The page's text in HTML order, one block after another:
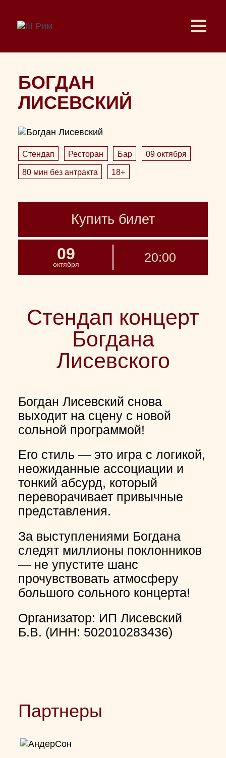
БОГДАН
ЛИСЕВСКИЙ
Стендап Ресторан Бар
09 октября
80 мин без антракта
18+
Купить билет
09
октября 20:00
Стендап концерт
Богдана
Лисевского
Богдан Лисевский снова
выходит на сцену с новой
сольной программой!
Его стиль — это игра с логикой,
неожиданные ассоциации и
тонкий абсурд, который
переворачивает привычные
представления.
За выступлениями Богдана
следят миллионы поклонников
— не упустите шанс
прочувствовать атмосферу
большого сольного концерта!
Организатор: ИП Лисевский
Б.В. (ИНН: 502010283436)
Партнеры